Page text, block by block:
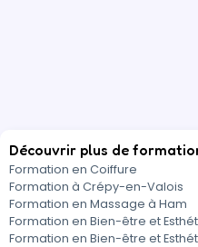
Découvrir plus de
Formation en Coiffure
Formation à Crépy-en-Valois
Formation en Massage à Ham
Formation en Bien-être et
Formation en Bien-être et